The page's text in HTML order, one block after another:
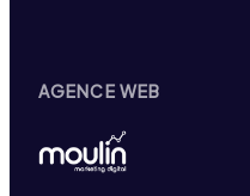
AGENCE WEB